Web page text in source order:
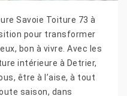
Savoie Toiture 73 à
pour transformer
bon à vivre. Avec les
intérieure à Detrier,
être à l’aise, à tout
saison, dans